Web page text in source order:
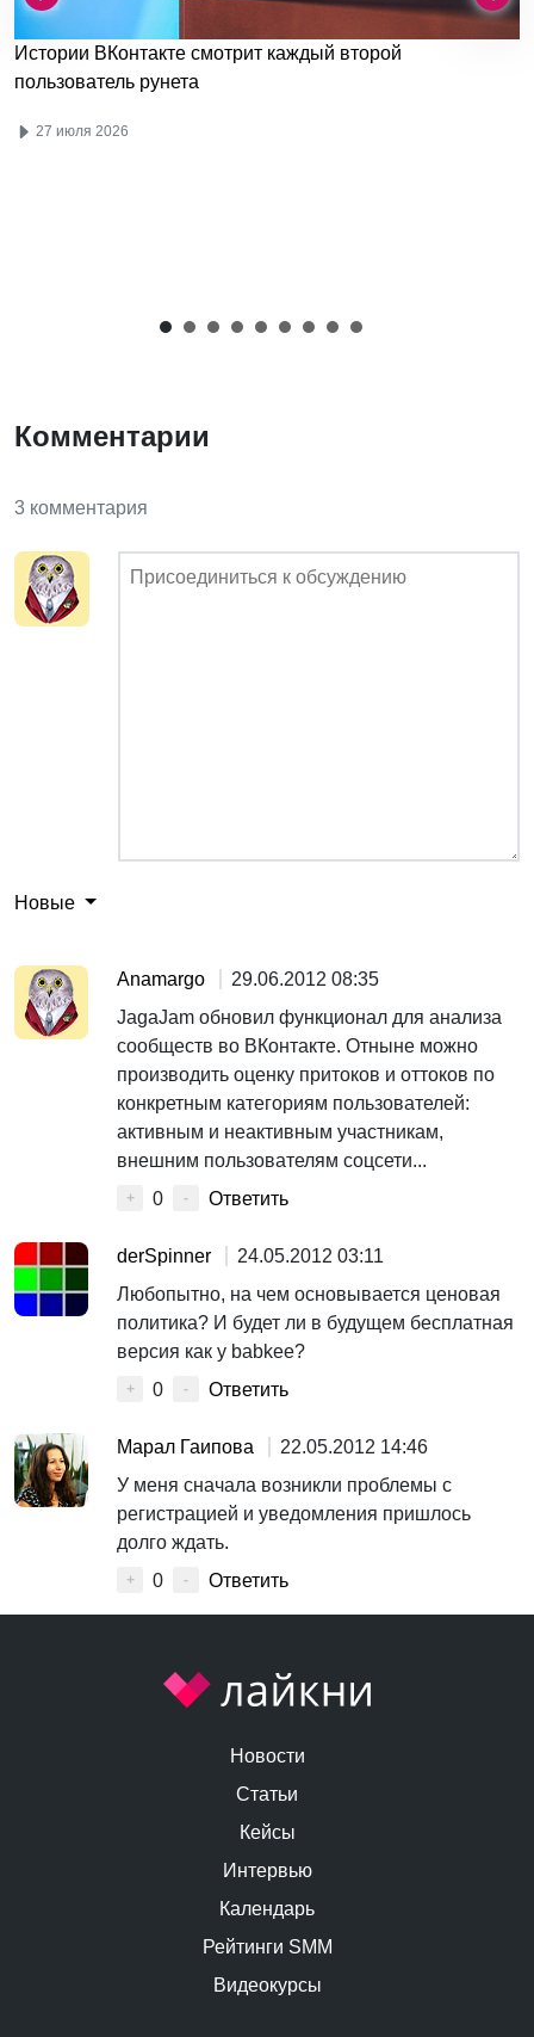
Истории ВКонтакте смотрит каждый второй
пользователь рунета
27 июля 2026
Комментарии
3 комментария
Новые
Anamargo
29.06.2012 08:35
JagaJam обновил функционал для анализа
сообществ во ВКонтакте. Отныне можно
производить оценку притоков и оттоков по
конкретным категориям пользователей:
активным и неактивным участникам,
внешним пользователям соцсети...
+ 0 - Ответить
derSpinner
24.05.2012 03:11
Любопытно, на чем основывается ценовая
политика? И будет ли в будущем бесплатная
версия как у babkee?
+ 0 - Ответить
Марал Гаипова
22.05.2012 14:46
У меня сначала возникли проблемы с
регистрацией и уведомления пришлось
долго ждать.
+ 0 - Ответить
Новости
Статьи
Кейсы
Интервью
Календарь
Рейтинги SMM
Видеокурсы